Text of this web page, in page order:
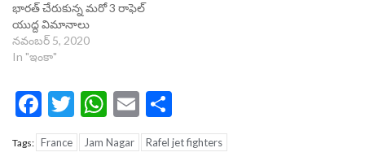
భారత్‌ చేరుకున్న మరో 3 రాఫెల్‌
యుద్ద విమానాలు
నవంబర్ 5, 2020
In "ఇంకా"
Facebook
Twitter
WhatsApp
Email
Tags: France Jam Nagar Rafel jet fighters